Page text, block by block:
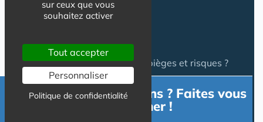
Investir en Résidence Senior : pièges et risques ?
Investir en LMNP dans une résidence services en
Besoin d'informations ? Faites vous
accompagner !
sur ceux que vous
souhaitez activer
Tout accepter
Personnaliser
Politique de confidentialité